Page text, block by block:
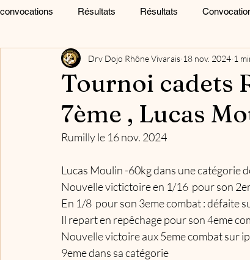
convocations Résultats Résultats
infos Stage Stage
Stage U.V. Animations club kata sportif
Tournoi cadets
7ème , Lucas
Drv Dojo Rhône Vivarais 18 nov. 2024 1
Rumilly le 16 nov. 2024
Lucas Moulin -60kg dans une catégorie
Nouvelle victictoire en 1/16  pour son
En 1/8  pour son 3eme combat : défaite
Il repart en repêchage pour son 4eme
Nouvelle victoire aux 5eme combat sur
9eme dans sa catégorie